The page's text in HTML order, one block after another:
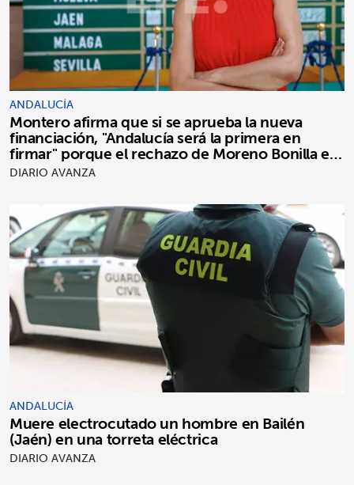
ANDALUCÍA
Montero afirma que si se aprueba la nueva
financiación, "Andalucía será la primera en
firmar" porque el rechazo de Moreno Bonilla es
"puro postureo"
DIARIO AVANZA
ANDALUCÍA
Muere electrocutado un hombre en Bailén
(Jaén) en una torreta eléctrica
DIARIO AVANZA